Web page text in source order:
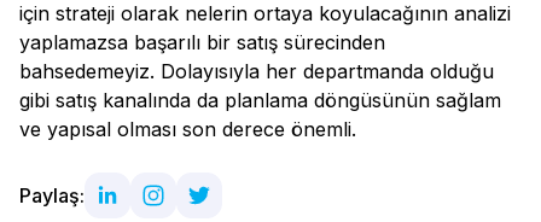
için strateji olarak nelerin ortaya koyulacağının analizi
yaplamazsa başarılı bir satış sürecinden
bahsedemeyiz. Dolayısıyla her departmanda olduğu
gibi satış kanalında da planlama döngüsünün sağlam
ve yapısal olması son derece önemli.
Paylaş: